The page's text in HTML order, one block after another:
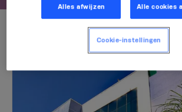
Alles afwijzen Alle cookies
Cookie-instellingen